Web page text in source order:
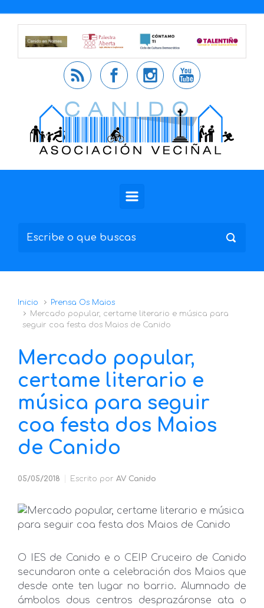
Saltar al contenido principal
Inicio
Prensa Os Maios
Mercado popular, certame literario e música para
seguir coa festa dos Maios de Canido
Mercado popular,
certame literario e
música para seguir
coa festa dos Maios
de Canido
05/05/2018 Escrito por AV Canido
O IES de Canido e o CEIP Cruceiro de Canido
secundaron onte a celebración dos Maios que
desde onte ten lugar no barrio. Alumnado de
ámbolos dous centros desprazáronse ata o